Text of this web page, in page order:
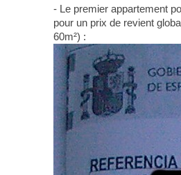
- Le premier appartement
pour un prix de revient
60m²) :